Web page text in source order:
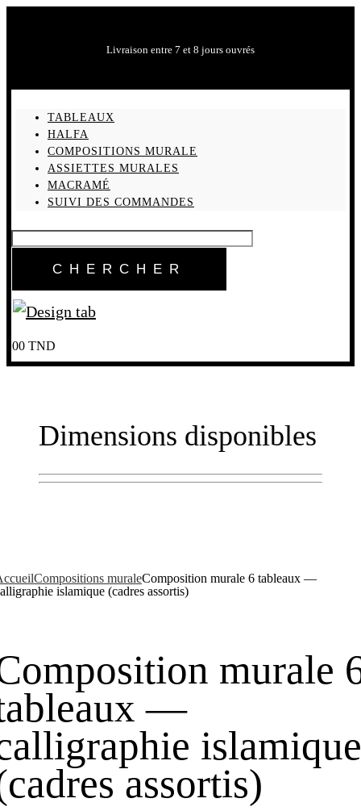
Livraison entre 7 et 8 jours ouvrés
TABLEAUX
HALFA
COMPOSITIONS MURALE
ASSIETTES MURALES
MACRAMÉ
SUIVI DES COMMANDES
00 TND
Dimensions disponibles
Compositions muraleComposition murale 6 tableaux —
islamique (cadres assortis)
murale
—
islamique
assortis)